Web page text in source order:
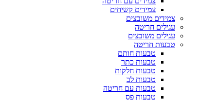
צמידים קשיחים
צמידים משובצים
עגילים חריטה
עגילים משובצים
טבעות חריטה
טבעות חותם
טבעות כתר
טבעות חלקות
טבעות לב
טבעות עם חריטה
טבעות פס